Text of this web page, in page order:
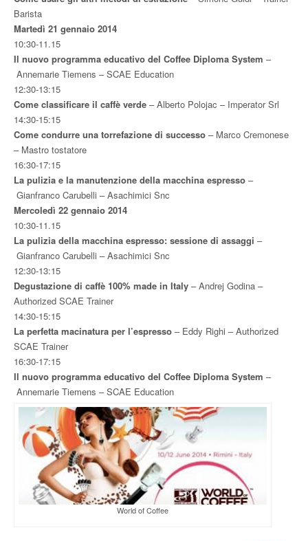
Barista
Martedì 21 gennaio 2014
10:30-11.15
Il nuovo programma educativo del Coffee Diploma System –
Annemarie Tiemens – SCAE Education
12:30-13:15
Come classificare il caffè verde – Alberto Polojac – Imperator Srl
14:30-15:15
Come condurre una torrefazione di successo – Marco Cremonese
– Mastro tostatore
16:30-17:15
La pulizia e la manutenzione della macchina espresso –
Gianfranco Carubelli – Asachimici Snc
Mercoledì 22 gennaio 2014
10:30-11.15
La pulizia della macchina espresso: sessione di assaggi –
Gianfranco Carubelli – Asachimici Snc
12:30-13:15
Degustazione di caffè 100% made in Italy – Andrej Godina –
Authorized SCAE Trainer
14:30-15:15
La perfetta macinatura per l’espresso – Eddy Righi – Authorized
SCAE Trainer
16:30-17:15
Il nuovo programma educativo del Coffee Diploma System –
Annemarie Tiemens – SCAE Education
World of Coffee